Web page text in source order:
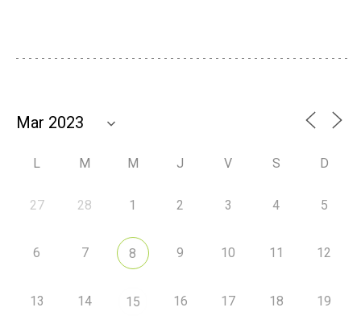
L M M J V S D
27 28 1 2 3 4 5
6 7 8 9 10 11 12
13 14 15 16 17 18 19